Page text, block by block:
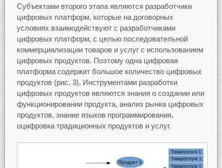
Субъектами второго этапа являются разработчики
цифровых платформ, которые на договорных
условиях взаимодействуют с разработчиками
цифровых платформ, с целью последовательной
коммерциализации товаров и услуг с использованием
цифровых продуктов. Поэтому одна цифровая
платформа содержит большое количество цифровых
продуктов (рис. 3). Инструментами разработки
цифровых продуктов являются знания о создании или
функционировании продукта, анализ рынка цифровых
продуктов, знание языков программирования,
оцифровка традиционных продуктов и услуг.